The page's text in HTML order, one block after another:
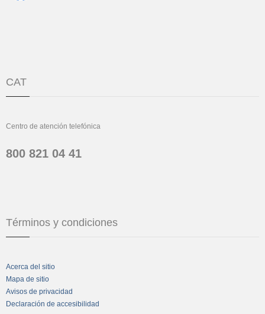
CAT
Centro de atención telefónica
800 821 04 41
Términos y condiciones
Acerca del sitio
Mapa de sitio
Avisos de privacidad
Declaración de accesibilidad